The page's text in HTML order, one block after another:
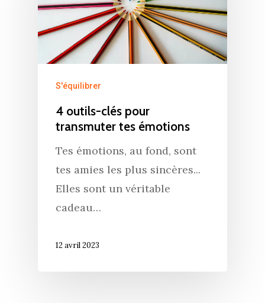
S'équilibrer
4 outils-clés pour
transmuter tes émotions
Tes émotions, au fond, sont
tes amies les plus sincères...⁠
Elles sont un véritable
cadeau…
12 avril 2023